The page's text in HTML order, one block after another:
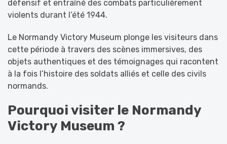
défensif et entraîné des combats particulièrement
violents durant l’été 1944.
Le Normandy Victory Museum plonge les visiteurs dans
cette période à travers des scènes immersives, des
objets authentiques et des témoignages qui racontent
à la fois l’histoire des soldats alliés et celle des civils
normands.
Pourquoi visiter le Normandy
Victory Museum ?